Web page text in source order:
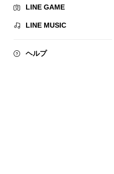
LINE GAME
LINE MUSIC
ヘルプ